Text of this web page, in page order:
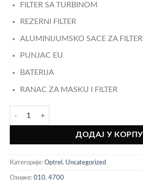
FILTER SA TURBINOM
REZERNI FILTER
ALUMINIJUMSKO SACE ZA FILTER
PUNJAC EU
BATERIJA
RANAC ZA MASKU I FILTER
OPTREL swiss air filter za disanje количина
ДОДАЈ У КОРПУ
Категорије: Optrel , Uncategorized
Ознаке: 010, 4700